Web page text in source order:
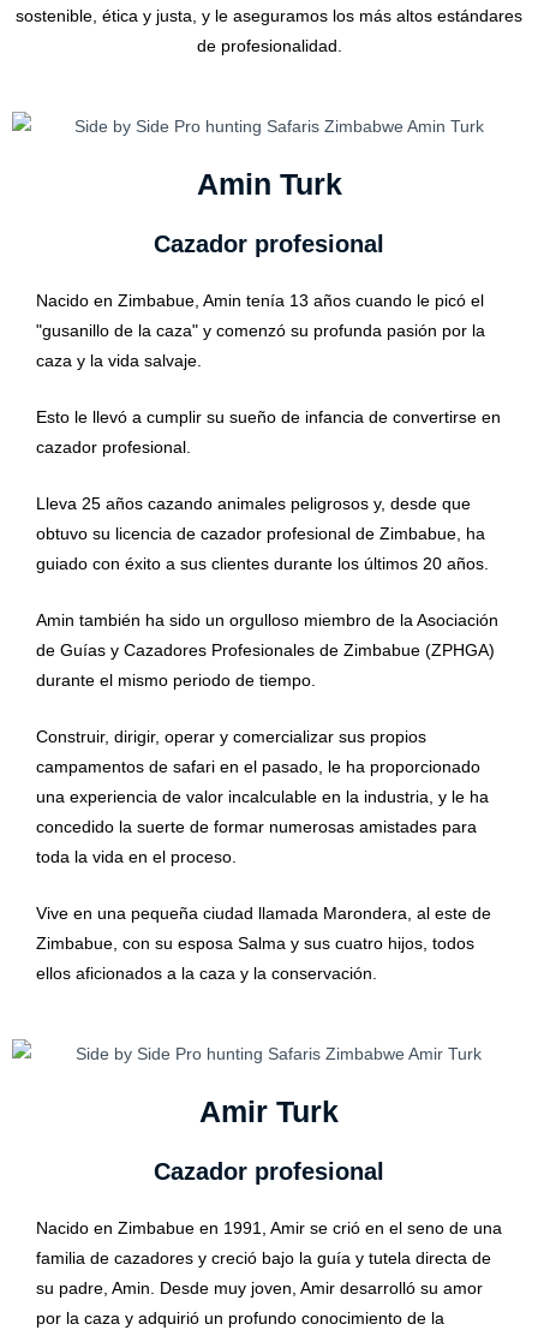
sostenible, ética y justa, y le aseguramos los más altos estándares
de profesionalidad.
Amin Turk
Cazador profesional
Nacido en Zimbabue, Amin tenía 13 años cuando le picó el
"gusanillo de la caza" y comenzó su profunda pasión por la
caza y la vida salvaje.
Esto le llevó a cumplir su sueño de infancia de convertirse en
cazador profesional.
Lleva 25 años cazando animales peligrosos y, desde que
obtuvo su licencia de cazador profesional de Zimbabue, ha
guiado con éxito a sus clientes durante los últimos 20 años.
Amin también ha sido un orgulloso miembro de la Asociación
de Guías y Cazadores Profesionales de Zimbabue (ZPHGA)
durante el mismo periodo de tiempo.
Construir, dirigir, operar y comercializar sus propios
campamentos de safari en el pasado, le ha proporcionado
una experiencia de valor incalculable en la industria, y le ha
concedido la suerte de formar numerosas amistades para
toda la vida en el proceso.
Vive en una pequeña ciudad llamada Marondera, al este de
Zimbabue, con su esposa Salma y sus cuatro hijos, todos
ellos aficionados a la caza y la conservación.
Amir Turk
Cazador profesional
Nacido en Zimbabue en 1991, Amir se crió en el seno de una
familia de cazadores y creció bajo la guía y tutela directa de
su padre, Amin. Desde muy joven, Amir desarrolló su amor
por la caza y adquirió un profundo conocimiento de la